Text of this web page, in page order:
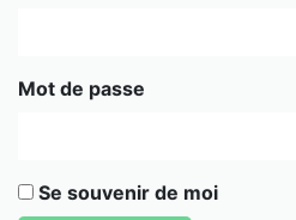
Mot de passe
Se souvenir de moi